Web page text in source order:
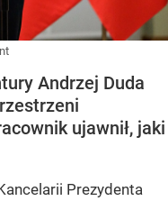
Andrzej Duda
ujawnił, jaki
Prezydenta